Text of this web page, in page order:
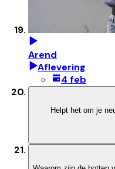
Arend
Aflevering
4 feb
Helpt het om je